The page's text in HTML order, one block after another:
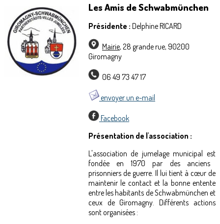
Les Amis de Schwabmünchen
Présidente : Delphine RICARD
Mairie, 28 grande rue, 90200
Giromagny
06 49 73 47 17
envoyer un e-mail
Facebook
Présentation de l'association :
L'associationde jumelage municipal est
fondée en 1970 par des anciens
prisonniers de guerre. Il lui tient à cœur de
maintenir le contact et la bonne entente
entre les habitants deSchwabmünchen et
ceux deGiromagny. Différents actions
sont organisées :